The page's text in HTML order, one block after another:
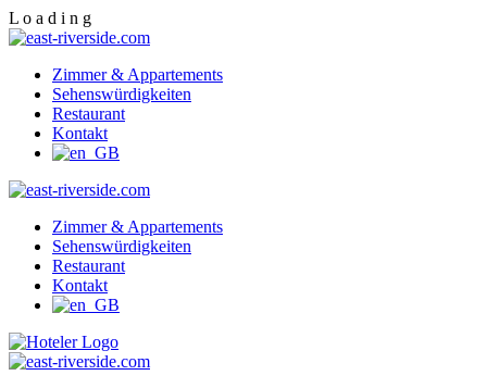
L o a d i n g
Zimmer & Appartements
Sehenswürdigkeiten
Restaurant
Kontakt
Zimmer & Appartements
Sehenswürdigkeiten
Restaurant
Kontakt